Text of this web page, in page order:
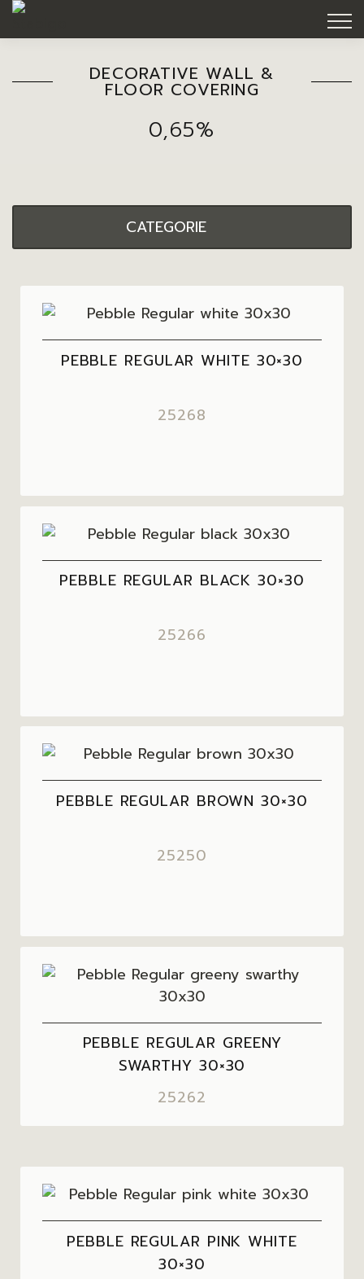
DECORATIVE WALL &
FLOOR COVERING
0,65%
CATEGORIE
PEBBLE REGULAR WHITE 30×30
25268
PEBBLE REGULAR BLACK 30×30
25266
PEBBLE REGULAR BROWN 30×30
25250
PEBBLE REGULAR GREENY
SWARTHY 30×30
25262
PEBBLE REGULAR PINK WHITE
30×30